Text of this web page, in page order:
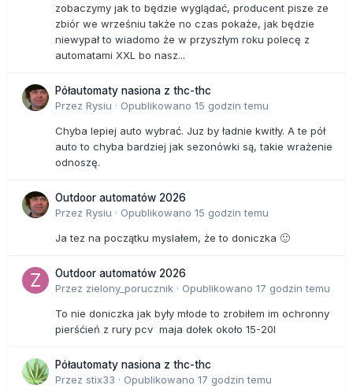
zobaczymy jak to będzie wyglądać, producent pisze ze
zbiór we wrześniu także no czas pokaże, jak będzie
niewypał to wiadomo że w przyszłym roku polecę z
automatami XXL bo nasz...
Półautomaty nasiona z thc-thc
Przez Rysiu · Opublikowano 15 godzin temu
Chyba lepiej auto wybrać. Juz by ładnie kwitły. A te pół
auto to chyba bardziej jak sezonówki są, takie wrażenie
odnoszę.
Outdoor automatów 2026
Przez Rysiu · Opublikowano 15 godzin temu
Ja tez na początku myslałem, że to doniczka 🙂
Outdoor automatów 2026
Przez zielony_porucznik · Opublikowano 17 godzin temu
To nie doniczka jak były młode to zrobiłem im ochronny
pierśćień z rury pcv maja dołek około 15-20l
Półautomaty nasiona z thc-thc
Przez stix33 · Opublikowano 17 godzin temu